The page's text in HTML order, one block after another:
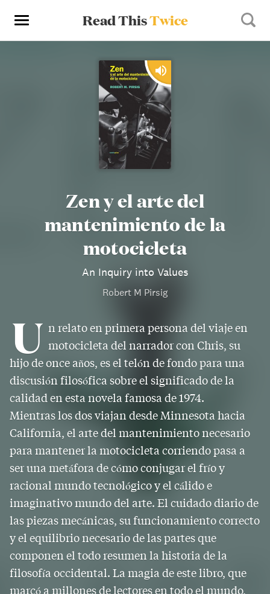
Read ThisTwice
Zen y el arte del
mantenimiento de la
motocicleta
An Inquiry into Values
Robert M Pirsig
U n relato en primera persona del viaje en
motocicleta del narrador con Chris, su
hijo de once años, es el telón de fondo para una
discusión filosófica sobre el significado de la
calidad en esta novela famosa de 1974.
Mientras los dos viajan desde Minnesota hacia
California, el arte del mantenimiento necesario
para mantener la motocicleta corriendo pasa a
ser una metáfora de cómo conjugar el frío y
racional mundo tecnológico y el cálido e
imaginativo mundo del arte. El cuidado diario de
las piezas mecánicas, su funcionamiento correcto
y el equilibrio necesario de las partes que
componen el todo resumen la historia de la
filosofía occidental. La magia de este libro, que
marcó a millones de lectores en todo el mundo,